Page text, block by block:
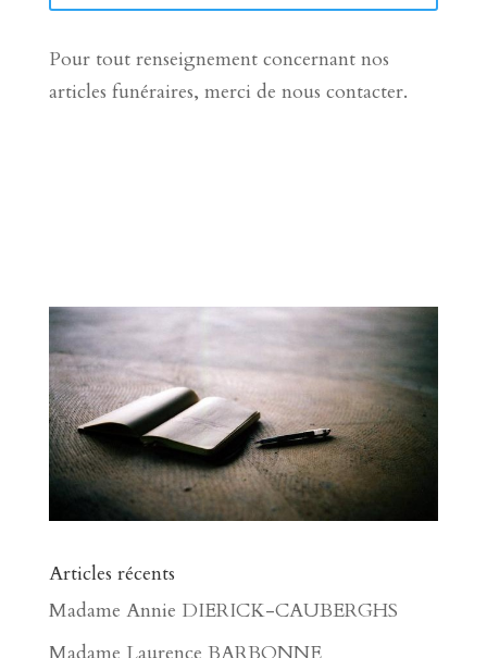
Pour tout renseignement concernant nos
articles funéraires, merci de nous contacter.
Articles récents
Madame Annie DIERICK-CAUBERGHS